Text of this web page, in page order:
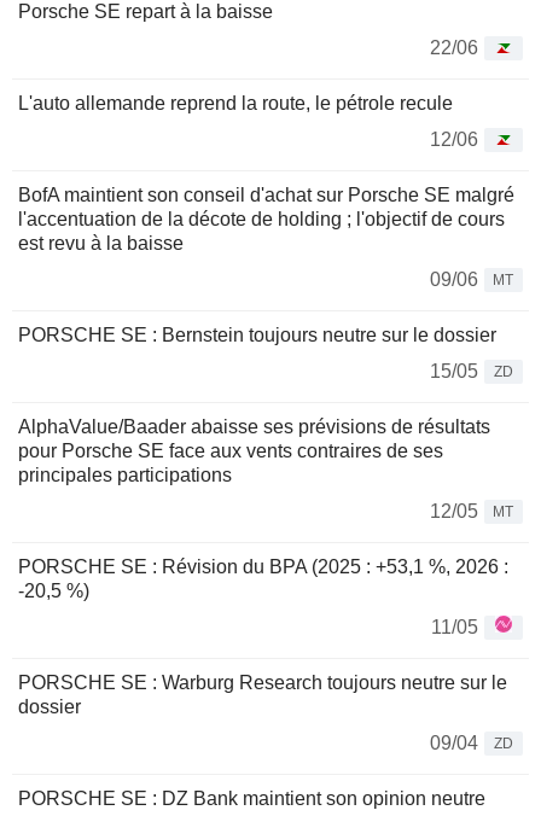
Porsche SE repart à la baisse
22/06
L'auto allemande reprend la route, le pétrole recule
12/06
BofA maintient son conseil d'achat sur Porsche SE malgré
l'accentuation de la décote de holding ; l'objectif de cours
est revu à la baisse
09/06
MT
PORSCHE SE : Bernstein toujours neutre sur le dossier
15/05
ZD
AlphaValue/Baader abaisse ses prévisions de résultats
pour Porsche SE face aux vents contraires de ses
principales participations
12/05
MT
PORSCHE SE : Révision du BPA (2025 : +53,1 %, 2026 :
-20,5 %)
11/05
PORSCHE SE : Warburg Research toujours neutre sur le
dossier
09/04
ZD
PORSCHE SE : DZ Bank maintient son opinion neutre